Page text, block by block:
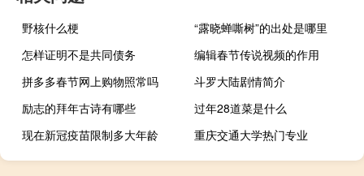
野核什么梗
“露晓蝉嘶树”的出处是哪里
怎样证明不是共同债务
编辑春节传说视频的作用
拼多多春节网上购物照常吗
斗罗大陆剧情简介
励志的拜年古诗有哪些
过年28道菜是什么
现在新冠疫苗限制多大年龄
重庆交通大学热门专业